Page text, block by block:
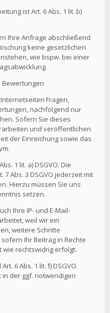
ist Art. 6 Abs. 1 lit. b)
Ihre Anfrage abschließend
keine gesetzlichen
wie bspw. bei einer
Fragen,
nachfolgend nur
Sofern Sie dieses
und veröffentlichen
der Einreichung sowie das
1 lit. a) DSGVO. Die
7 Abs. 3 DSGVO jederzeit mit
Hierzu müssen Sie uns
setzen.
Ihre IP- und E-Mail-
weil wir ein
weitere Schritte
Ihr Beitrag in Rechte
rechtswidrig erfolgt.
6 Abs. 1 lit. f) DSGVO.
der ggf. notwendigen